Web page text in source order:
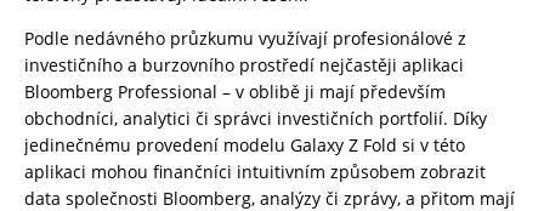
Podle nedávného průzkumu využívají profesionálové z
investičního a burzovního prostředí nejčastěji aplikaci
Bloomberg Professional – v oblibě ji mají především
obchodníci, analytici či správci investičních portfolií. Díky
jedinečnému provedení modelu Galaxy Z Fold si v této
aplikaci mohou finančníci intuitivním způsobem zobrazit
data společnosti Bloomberg, analýzy či zprávy, a přitom mají